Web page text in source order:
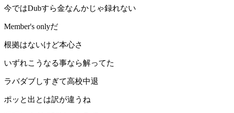
今ではDubすら金なんかじゃ録れない
Member's onlyだ
根拠はないけど本心さ
いずれこうなる事なら解ってた
ラバダブしすぎて高校中退
ポッと出とは訳が違うね